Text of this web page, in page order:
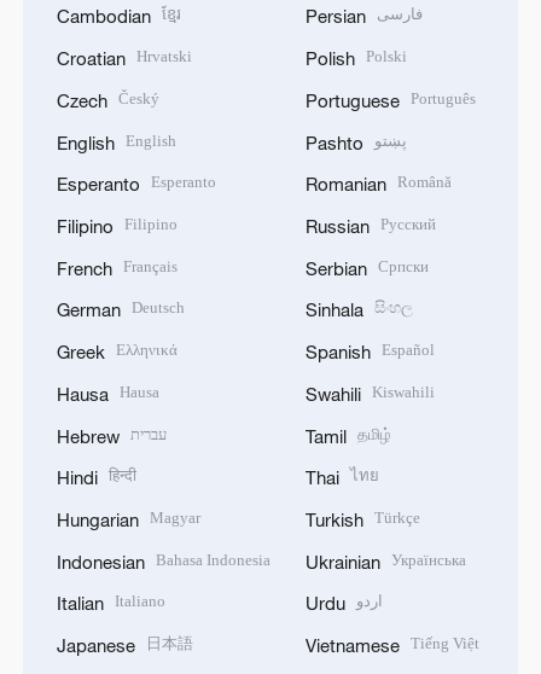
Cambodian ខ្មែរ
Croatian Hrvatski
Czech Český
English English
Esperanto Esperanto
Filipino Filipino
French Français
German Deutsch
Greek Ελληνικά
Hausa Hausa
Hebrew עברית
Hindi हिन्दी
Hungarian Magyar
Indonesian Bahasa Indonesia
Italian Italiano
Japanese
日本語
Persian فارسی
Polish Polski
Portuguese Português
Pashto پښتو
Romanian Română
Russian Русский
Serbian Српски
Sinhala සිංහල
Spanish Español
Swahili Kiswahili
Tamil தமிழ்
Thai ไทย
Turkish Türkçe
Ukrainian Українська
Urdu اردو
Vietnamese Tiếng Việt